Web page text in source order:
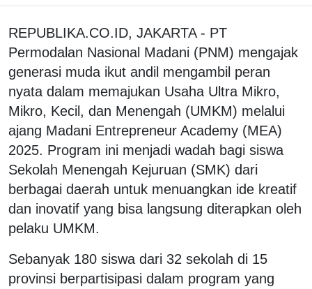
REPUBLIKA.CO.ID, JAKARTA - PT
Permodalan Nasional Madani (PNM) mengajak
generasi muda ikut andil mengambil peran
nyata dalam memajukan Usaha Ultra Mikro,
Mikro, Kecil, dan Menengah (UMKM) melalui
ajang Madani Entrepreneur Academy (MEA)
2025. Program ini menjadi wadah bagi siswa
Sekolah Menengah Kejuruan (SMK) dari
berbagai daerah untuk menuangkan ide kreatif
dan inovatif yang bisa langsung diterapkan oleh
pelaku UMKM.
Sebanyak 180 siswa dari 32 sekolah di 15
provinsi berpartisipasi dalam program yang